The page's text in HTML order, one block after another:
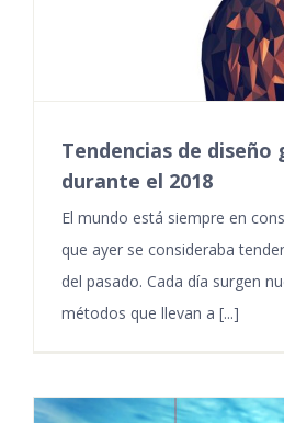
Tendencias de diseño
durante el 2018
El mundo está siempre en
que ayer se consideraba
del pasado. Cada día surgen
métodos que llevan a [...]